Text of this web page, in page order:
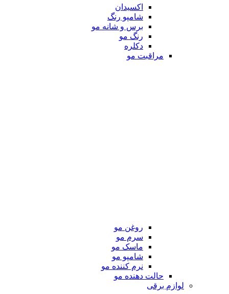
اکسیدان
شامپو رنگ
برس و شانه مو
رنگ مو
دکلره
مراقبت مو
روغن مو
سرم مو
ماسک مو
شامپو مو
نرم کننده مو
حالت دهنده مو
لوازم برقی